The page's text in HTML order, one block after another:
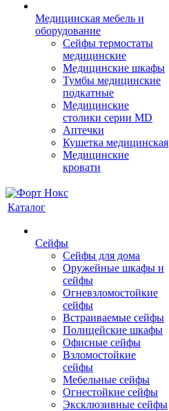
Медицинская мебель и
оборудование
Сейфы термостаты
медицинские
Медицинские шкафы
Тумбы медицинские
подкатные
Медицинские
столики серии MD
Аптечки
Кушетка медицинская
Медицинские
кровати
Каталог
Сейфы
Сейфы для дома
Оружейные шкафы и
сейфы
Огневзломостойкие
сейфы
Встраиваемые сейфы
Полицейские шкафы
Офисные сейфы
Взломостойкие
сейфы
Мебельные сейфы
Огнестойкие сейфы
Эксклюзивные сейфы